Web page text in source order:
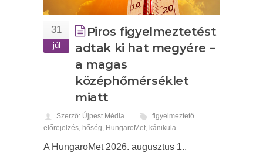
31
júl
Piros figyelmeztetést
adtak ki hat megyére –
a magas
középhőmérséklet
miatt
Szerző: Újpest Média
figyelmeztető
előrejelzés, hőség, HungaroMet, kánikula
A HungaroMet 2026. augusztus 1.,